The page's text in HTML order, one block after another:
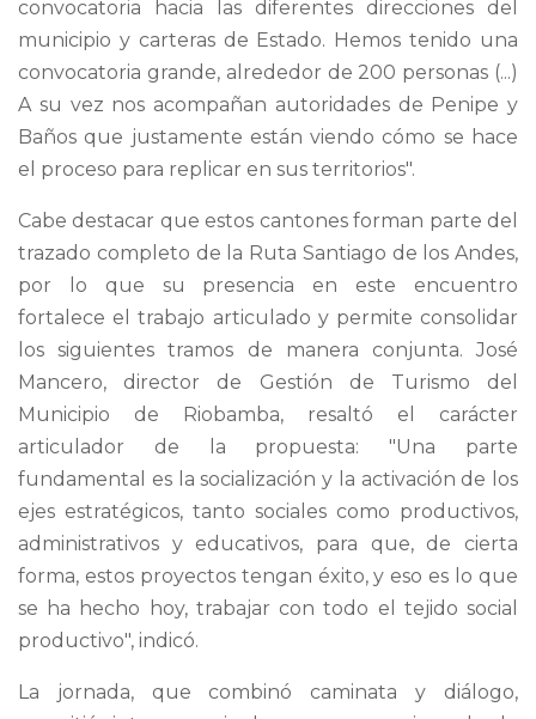
convocatoria hacia las diferentes direcciones del
municipio y carteras de Estado. Hemos tenido una
convocatoria grande, alrededor de 200 personas (...)
A su vez nos acompañan autoridades de Penipe y
Baños que justamente están viendo cómo se hace
el proceso para replicar en sus territorios".
Cabe destacar que estos cantones forman parte del
trazado completo de la Ruta Santiago de los Andes,
por lo que su presencia en este encuentro
fortalece el trabajo articulado y permite consolidar
los siguientes tramos de manera conjunta. José
Mancero, director de Gestión de Turismo del
Municipio de Riobamba, resaltó el carácter
articulador de la propuesta: "Una parte
fundamental es la socialización y la activación de los
ejes estratégicos, tanto sociales como productivos,
administrativos y educativos, para que, de cierta
forma, estos proyectos tengan éxito, y eso es lo que
se ha hecho hoy, trabajar con todo el tejido social
productivo", indicó.
La jornada, que combinó caminata y diálogo,